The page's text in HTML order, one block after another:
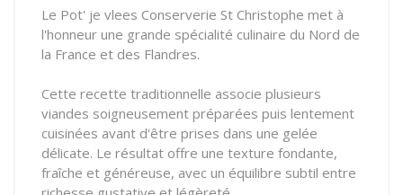
Le Pot' je vlees Conserverie St Christophe met à
l'honneur une grande spécialité culinaire du Nord de
la France et des Flandres.
Cette recette traditionnelle associe plusieurs
viandes soigneusement préparées puis lentement
cuisinées avant d'être prises dans une gelée
délicate. Le résultat offre une texture fondante,
fraîche et généreuse, avec un équilibre subtil entre